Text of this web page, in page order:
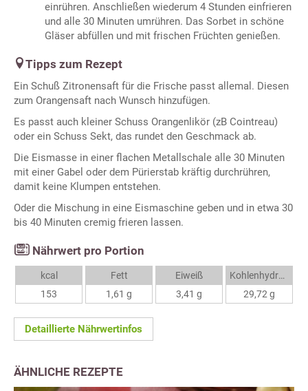
einrühren. Anschließen wiederum 4 Stunden einfrieren
und alle 30 Minuten umrühren. Das Sorbet in schöne
Gläser abfüllen und mit frischen Früchten genießen.
Tipps zum Rezept
Ein Schuß Zitronensaft für die Frische passt allemal. Diesen
zum Orangensaft nach Wunsch hinzufügen.
Es passt auch kleiner Schuss Orangenlikör (zB Cointreau)
oder ein Schuss Sekt, das rundet den Geschmack ab.
Die Eismasse in einer flachen Metallschale alle 30 Minuten
mit einer Gabel oder dem Pürierstab kräftig durchrühren,
damit keine Klumpen entstehen.
Oder die Mischung in eine Eismaschine geben und in etwa 30
bis 40 Minuten cremig frieren lassen.
Nährwert pro Portion
kcal
153
Fett
1,61 g
Eiweiß
3,41 g
Kohlenhydrate
29,72 g
Detaillierte Nährwertinfos
ÄHNLICHE REZEPTE